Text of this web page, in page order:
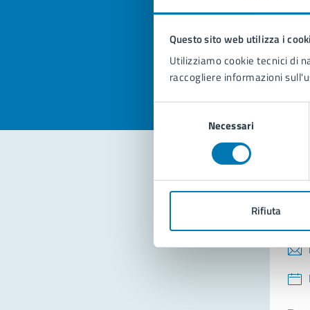
Questo sito web utilizza i
Utilizziamo cookie tecnici di
raccogliere informazioni
del
Necessari
Rifiuta
Valuta la